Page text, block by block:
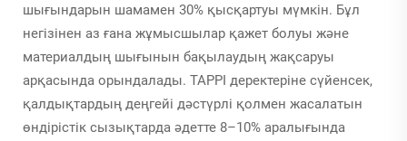
шығындарын шамамен 30% қысқартуы мүмкін. Бұл
негізінен аз ғана жұмысшылар қажет болуы және
материалдың шығынын бақылаудың жақсаруы
арқасында орындалады. TAPPI деректеріне сүйенсек,
қалдықтардың деңгейі дәстүрлі қолмен жасалатын
өндірістік сызықтарда әдетте 8–10% аралығында